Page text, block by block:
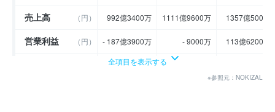
売上高 （円） 992億3400万 1111億9600万 1357億500万
営業利益 （円） - 187億3900万 - 9000万 113億6200万
- 232億100万
全項目を表示する
※参照元：NOKIZAL